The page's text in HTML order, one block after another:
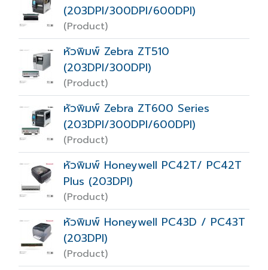
(203DPI/300DPI/600DPI)
(Product)
หัวพิมพ์ Zebra ZT510
(203DPI/300DPI)
(Product)
หัวพิมพ์ Zebra ZT600 Series
(203DPI/300DPI/600DPI)
(Product)
หัวพิมพ์ Honeywell PC42T/ PC42T
Plus (203DPI)
(Product)
หัวพิมพ์ Honeywell PC43D / PC43T
(203DPI)
(Product)